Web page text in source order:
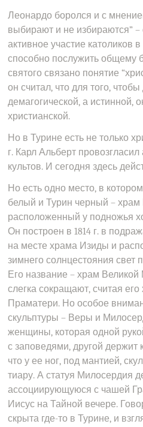
Леонардо боролся и с
выбирают и не избираются” –
активное участие католиков
способно послужить общему
святого связано понятие
он считал, что для того,
демагогической, а истинной,
христианской.
Но в Турине есть не только
г. Карл Альберт
культов. И сегодня здесь
Но есть одно место, в
белый и Турин черный – храм
расположенный у подножья
Он построен в 1814 г. в
на месте храма Изиды и
зимнего солнцестояния свет
Его название – храм Великой
слегка сокращают, считая
Праматери. Но особое
скульптуры – Веры и
женщины, которая одной
с заповедями, другой держит
что у ее ног, под мантией,
тиару. А статуя Милосердия
ассоциирующуюся с чашей
Иисус на Тайной вечере.
скрыта где-то в Турине, и